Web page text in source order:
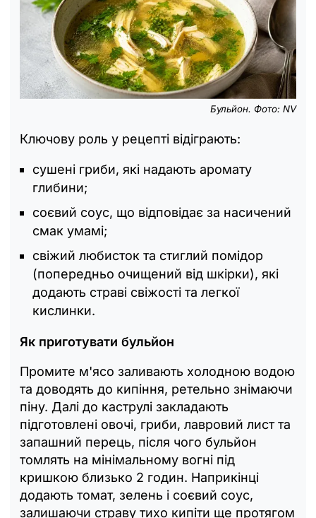
Бульйон. Фото: NV
Ключову роль у рецепті відіграють:
сушені гриби, які надають аромату
глибини;
соєвий соус, що відповідає за насичений
смак умамі;
свіжий любисток та стиглий помідор
(попередньо очищений від шкірки), які
додають страві свіжості та легкої
кислинки.
Як приготувати бульйон
Промите м'ясо заливають холодною водою
та доводять до кипіння, ретельно знімаючи
піну. Далі до каструлі закладають
підготовлені овочі, гриби, лавровий лист та
запашний перець, після чого бульйон
томлять на мінімальному вогні під
кришкою близько 2 годин. Наприкінці
додають томат, зелень і соєвий соус,
залишаючи страву тихо кипіти ще протягом